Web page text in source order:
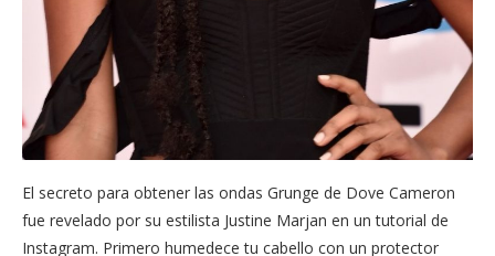
El secreto para obtener las ondas Grunge de Dove Cameron
fue revelado por su estilista Justine Marjan en un tutorial de
Instagram. Primero humedece tu cabello con un protector